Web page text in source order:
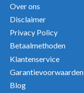
Uw beoordeling
Over ons
Disclaimer
Privacy Policy
Betaalmethoden
Klantenservice
Garantievoorwaarden
Blog